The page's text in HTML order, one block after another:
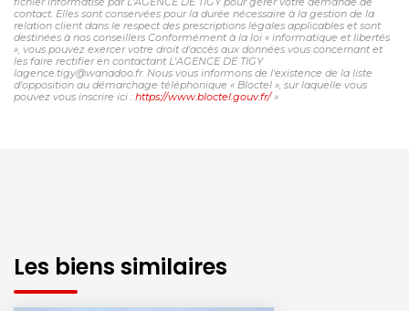
contact. Elles sont conservées pour la durée nécessaire à la gestion de la
relation client dans le respect des prescriptions légales applicables et sont
destinées à nos conseillers Conformément à la loi « informatique et libertés
», vous pouvez exercer votre droit d'accès aux données vous concernant et
les faire rectifier en contactant L'AGENCE DE TIGY
lagence.tigy@wanadoo.fr. Nous vous informons de l'existence de la liste
d'opposition au démarchage téléphonique « Bloctel », sur laquelle vous
pouvez vous inscrire ici : https://www.bloctel.gouv.fr/»
Les biens similaires